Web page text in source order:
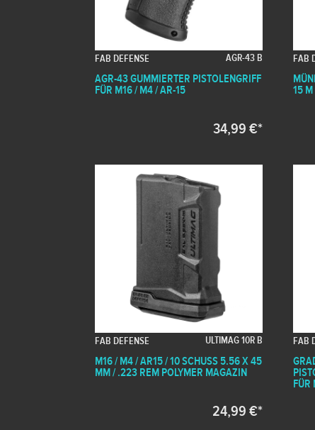
FAB DEFENSE AGR-43 B
AGR-43 GUMMIERTER PISTOLENGRIFF
FÜR M16 / M4 / AR-15
34,99 €*
FAB
15 M
FAB DEFENSE ULTIMAG 10R B
M16 / M4 / AR15 / 10 SCHUSS 5.56 X 45
MM / .223 REM POLYMER MAGAZIN
24,99 €*
FAB
FÜR